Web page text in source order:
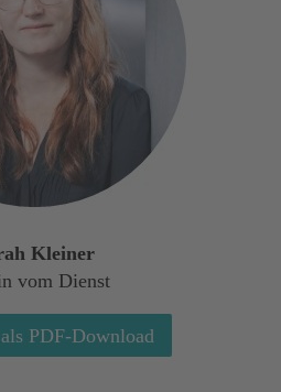
Kleiner
vom Dienst
PDF-Download